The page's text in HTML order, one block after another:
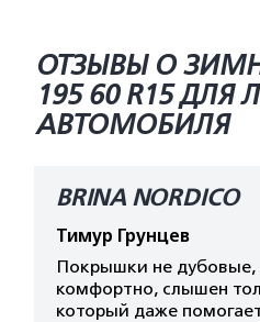
ОТЗЫВЫ О
195 60 R15 ДЛЯ
АВТОМОБИЛЯ
BRINA NORDICO
Тимур Грунцев
Покрышки не
комфортно, слышен
который даже